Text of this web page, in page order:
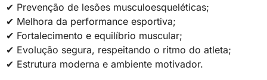
✔ Prevenção de lesões musculoesqueléticas;
✔ Melhora da performance esportiva;
✔ Fortalecimento e equilíbrio muscular;
✔ Evolução segura, respeitando o ritmo do atleta;
✔ Estrutura moderna e ambiente motivador.